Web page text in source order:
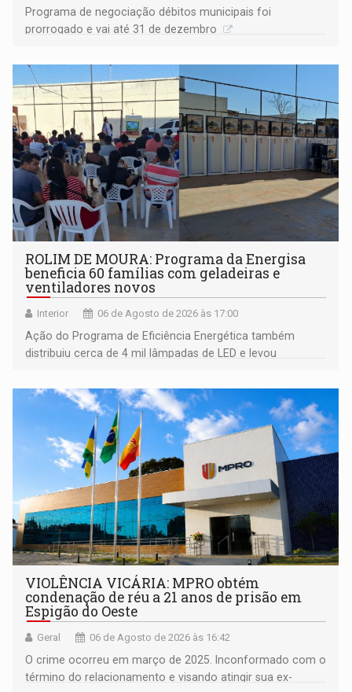
Programa de negociação débitos municipais foi
prorrogado e vai até 31 de dezembro
ROLIM DE MOURA: Programa da Energisa
beneficia 60 famílias com geladeiras e
ventiladores novos
Interior 06 de Agosto de 2026 às 17:00
Ação do Programa de Eficiência Energética também
distribuiu cerca de 4 mil lâmpadas de LED e levou
comunidade
VIOLÊNCIA VICÁRIA: MPRO obtém
condenação de réu a 21 anos de prisão em
Espigão do Oeste
Geral 06 de Agosto de 2026 às 16:42
O crime ocorreu em março de 2025. Inconformado com o
término do relacionamento e visando atingir sua ex-